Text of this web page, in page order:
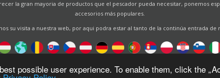
possible user experience. To enable them, click the
la gran mayoria de productos que el pescador pueda necesitar, ponemos
accesorios más populares.
su visita a nuestra web, por aqui podra estar al tanto de la continúa entrada de
Energofish Kft